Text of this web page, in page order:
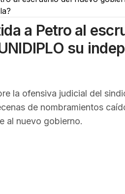
a Petro al
su
la ofensiva judicial del
de nombramientos
al nuevo gobierno.